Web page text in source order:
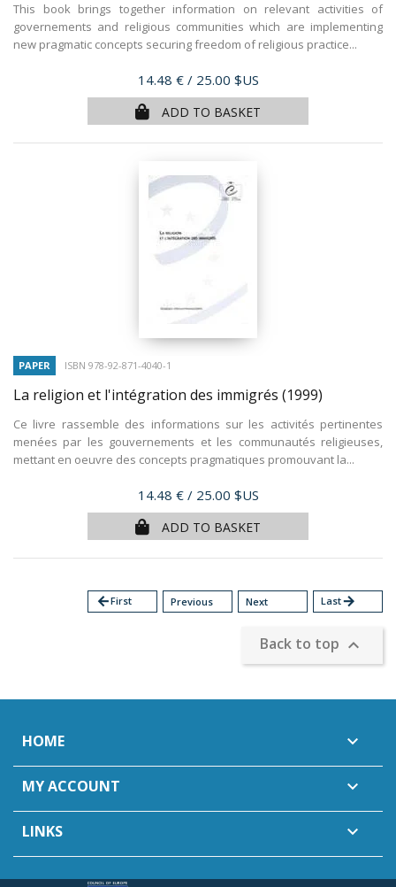
This book brings together information on relevant activities of
governements and religious communities which are implementing
new pragmatic concepts securing freedom of religious practice...
Price
14.48 € / 25.00 $US
ADD TO BASKET
PAPER ISBN 978-92-871-4040-1
La religion et l'intégration des immigrés (1999)
Ce livre rassemble des informations sur les activités pertinentes
menées par les gouvernements et les communautés religieuses,
mettant en oeuvre des concepts pragmatiques promouvant la...
Price
14.48 € / 25.00 $US
ADD TO BASKET
arrow_backFirst Previous Next Lastarrow_forward
Back to top 
HOME 
MY ACCOUNT 
LINKS 